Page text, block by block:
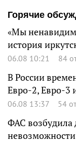
Горячие
«Мы ненавидим
история
06.08 10:21 84
В России
Евро-2, Евро-3
06.08 13:37 54
ФАС возбудила
невозможности